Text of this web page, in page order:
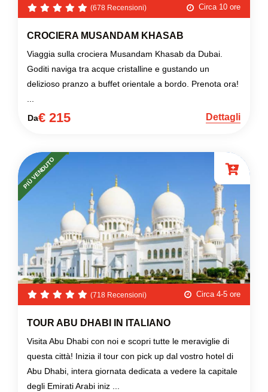
(678 Recensioni) Circa 10 ore
CROCIERA MUSANDAM KHASAB
Viaggia sulla crociera Musandam Khasab da Dubai.
Goditi naviga tra acque cristalline e gustando un
delizioso pranzo a buffet orientale a bordo. Prenota ora!
...
Da€ 215 Dettagli
PIÙ VENDUTO
(718 Recensioni) Circa 4-5 ore
TOUR ABU DHABI IN ITALIANO
Visita Abu Dhabi con noi e scopri tutte le meraviglie di
questa città! Inizia il tour con pick up dal vostro hotel di
Abu Dhabi, intera giornata dedicata a vedere la capitale
degli Emirati Arabi iniz ...